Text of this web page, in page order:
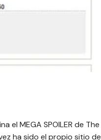
el MEGA SPOILER de The
ha sido el propio sitio de